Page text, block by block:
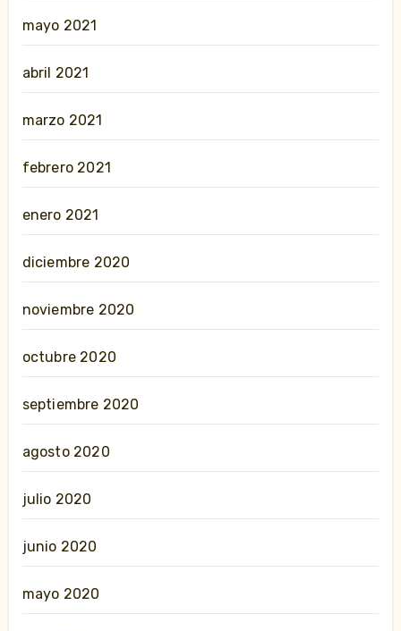
mayo 2021
abril 2021
marzo 2021
febrero 2021
enero 2021
diciembre 2020
noviembre 2020
octubre 2020
septiembre 2020
agosto 2020
julio 2020
junio 2020
mayo 2020